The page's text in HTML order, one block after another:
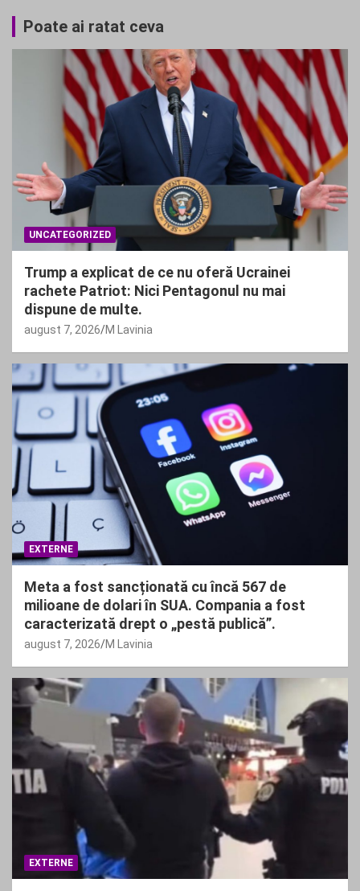
Poate ai ratat ceva
UNCATEGORIZED
Trump a explicat de ce nu oferă Ucrainei
rachete Patriot: Nici Pentagonul nu mai
dispune de multe.
august 7, 2026 M Lavinia
EXTERNE
Meta a fost sancționată cu încă 567 de
milioane de dolari în SUA. Compania a fost
caracterizată drept o „pestă publică”.
august 7, 2026 M Lavinia
EXTERNE